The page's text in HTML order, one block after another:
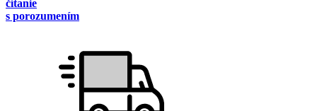
čítanie
s porozumením